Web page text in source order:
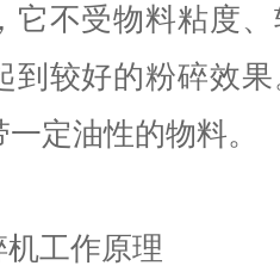
它不受物料粘度
到较好的粉碎效
定油性的物料。
工作原理